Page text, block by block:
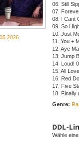
06. Still
07.
08. I Cant
09. So
10. Just
11. You +
12. Aye
13. Jump
14. Loud!
15. All
16. Red
17. Five
18. Finally
Genre:
DDL-
Wähle